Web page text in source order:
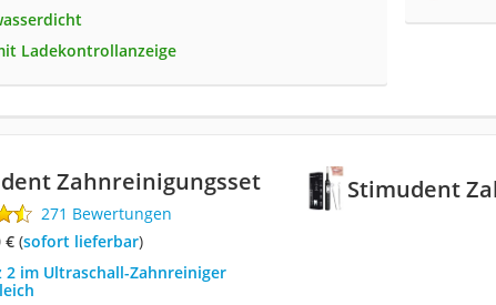
Ladekontrollanzeige
Stimudent
Zahnreinigungsset
271 Bewertungen
€( Sofort lieferbar)
2 im Ultraschall-Zahnreiniger